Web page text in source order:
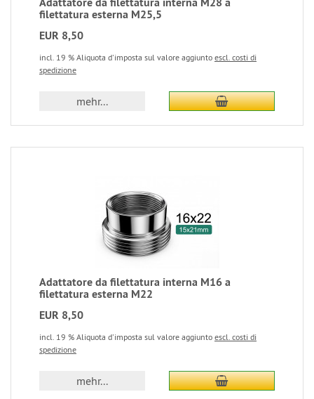
filettatura esterna M25,5
EUR 8,50
incl. 19 % Aliquota d'imposta sul valore aggiunto escl. costi di
spedizione
mehr...
Adattatore da filettatura interna M16 a
filettatura esterna M22
EUR 8,50
incl. 19 % Aliquota d'imposta sul valore aggiunto escl. costi di
spedizione
mehr...